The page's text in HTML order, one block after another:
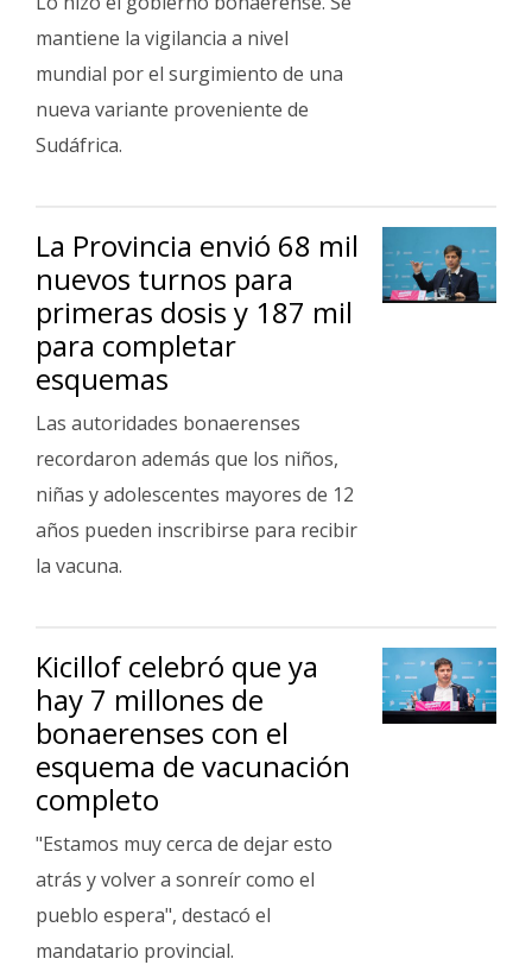
mantiene la vigilancia a nivel
mundial por el surgimiento de una
nueva variante proveniente de
Sudáfrica.
La Provincia envió 68 mil
nuevos turnos para
primeras dosis y 187 mil
para completar
esquemas
Las autoridades bonaerenses
recordaron además que los niños,
niñas y adolescentes mayores de 12
años pueden inscribirse para recibir
la vacuna.
Kicillof celebró que ya
hay 7 millones de
bonaerenses con el
esquema de vacunación
completo
"Estamos muy cerca de dejar esto
atrás y volver a sonreír como el
pueblo espera", destacó el
mandatario provincial.